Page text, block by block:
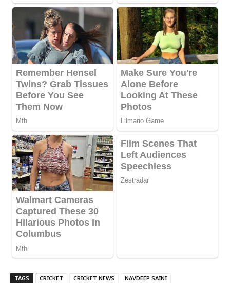
TAGS CRICKET CRICKET NEWS
NAVDEEP SAINI